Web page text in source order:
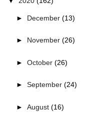
► December (13)
► November (26)
► October (26)
► September (24)
► August (16)